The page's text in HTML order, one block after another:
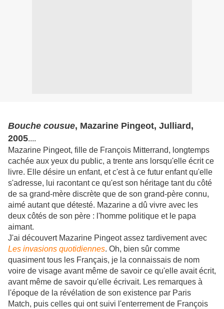
Bouche cousue, Mazarine Pingeot, Julliard,
2005....
Mazarine Pingeot, fille de François Mitterrand, longtemps
cachée aux yeux du public, a trente ans lorsqu'elle écrit ce
livre. Elle désire un enfant, et c'est à ce futur enfant qu'elle
s'adresse, lui racontant ce qu'est son héritage tant du côté
de sa grand-mère discrète que de son grand-père connu,
aimé autant que détesté. Mazarine a dû vivre avec les
deux côtés de son père : l'homme politique et le papa
aimant.
J'ai découvert Mazarine Pingeot assez tardivement avec
Les invasions quotidiennes. Oh, bien sûr comme
quasiment tous les Français, je la connaissais de nom
voire de visage avant même de savoir ce qu'elle avait écrit,
avant même de savoir qu'elle écrivait. Les remarques à
l'époque de la révélation de son existence par Paris
Match, puis celles qui ont suivi l'enterrement de François